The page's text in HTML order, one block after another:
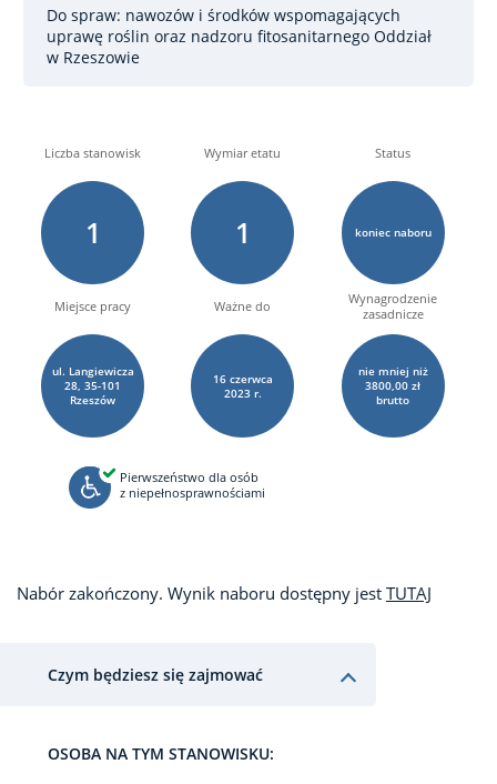
Do spraw: nawozów i środków wspomagających
uprawę roślin oraz nadzoru fitosanitarnego Oddział
w Rzeszowie
Liczba stanowisk
1
Wymiar etatu
1
Status
koniec naboru
Miejsce pracy
ul. Langiewicza
28, 35-101
Rzeszów
Ważne do
16 czerwca
2023 r.
Wynagrodzenie
zasadnicze
nie mniej niż
3800,00 zł
brutto
Pierwszeństwo dla osób
z niepełnosprawnościami
Nabór zakończony. Wynik naboru dostępny jest TUTAJ
Czym będziesz się zajmować
OSOBA NA TYM STANOWISKU: